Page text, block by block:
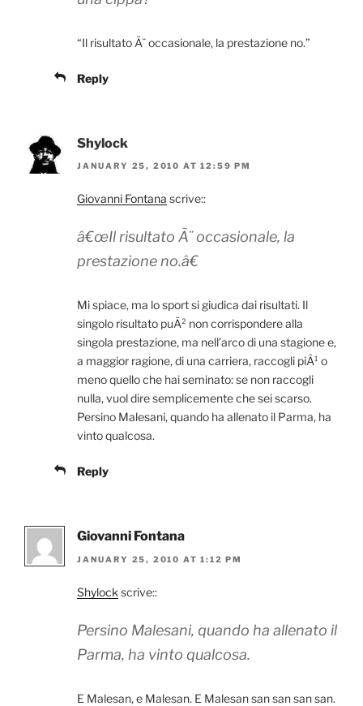
“Il risultato Ã¨ occasionale, la prestazione no.”
Reply
Shylock
JANUARY 25, 2010 AT 12:59 PM
Giovanni Fontana scrive::
â€œIl risultato Ã¨ occasionale, la
prestazione no.â€
Mi spiace, ma lo sport si giudica dai risultati. Il
singolo risultato puÃ² non corrispondere alla
singola prestazione, ma nell’arco di una stagione e,
a maggior ragione, di una carriera, raccogli piÃ¹ o
meno quello che hai seminato: se non raccogli
nulla, vuol dire semplicemente che sei scarso.
Persino Malesani, quando ha allenato il Parma, ha
vinto qualcosa.
Reply
Giovanni Fontana
JANUARY 25, 2010 AT 1:12 PM
Shylock scrive::
Persino Malesani, quando ha allenato il
Parma, ha vinto qualcosa.
E Malesan, e Malesan. E Malesan san san san san.